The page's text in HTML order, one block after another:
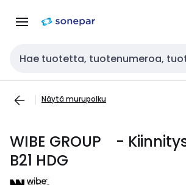
navigointiinsisältöön
Haku
Näytä murupolku
WIBE GROUP -
B21 HDG